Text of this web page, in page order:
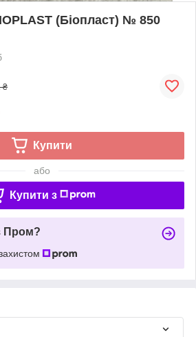
(Біопласт) № 850
₴
Купити
або
Купити з
Пром?